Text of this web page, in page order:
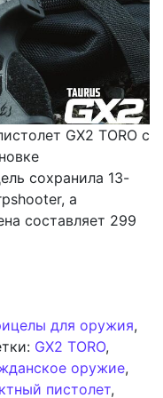
GX2 TORO с
сохранила 13-
а
составляет 299
для оружия,
GX2 TORO,
оружие,
пистолет,